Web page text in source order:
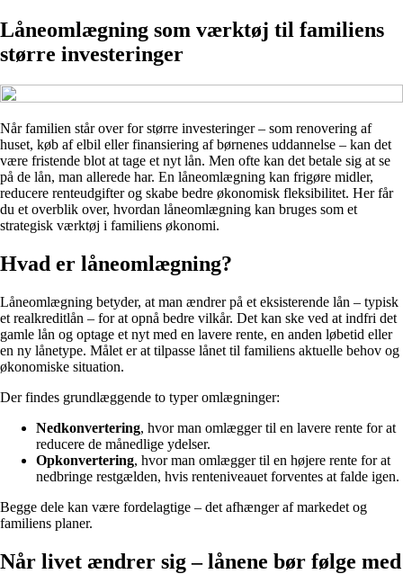
Låneomlægning som værktøj til familiens
større investeringer
Når familien står over for større investeringer – som renovering af
huset, køb af elbil eller finansiering af børnenes uddannelse – kan det
være fristende blot at tage et nyt lån. Men ofte kan det betale sig at se
på de lån, man allerede har. En låneomlægning kan frigøre midler,
reducere renteudgifter og skabe bedre økonomisk fleksibilitet. Her får
du et overblik over, hvordan låneomlægning kan bruges som et
strategisk værktøj i familiens økonomi.
Hvad er låneomlægning?
Låneomlægning betyder, at man ændrer på et eksisterende lån – typisk
et realkreditlån – for at opnå bedre vilkår. Det kan ske ved at indfri det
gamle lån og optage et nyt med en lavere rente, en anden løbetid eller
en ny lånetype. Målet er at tilpasse lånet til familiens aktuelle behov og
økonomiske situation.
Der findes grundlæggende to typer omlægninger:
Nedkonvertering, hvor man omlægger til en lavere rente for at
reducere de månedlige ydelser.
Opkonvertering, hvor man omlægger til en højere rente for at
nedbringe restgælden, hvis renteniveauet forventes at falde igen.
Begge dele kan være fordelagtige – det afhænger af markedet og
familiens planer.
Når livet ændrer sig – lånene bør følge med